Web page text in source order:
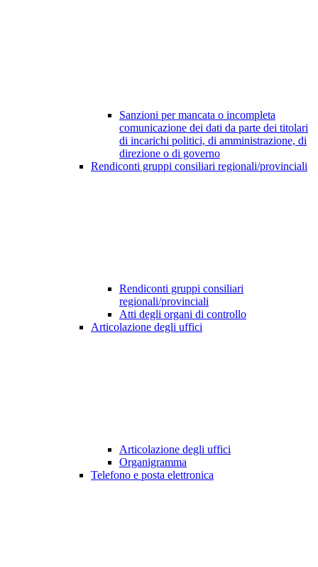
Sanzioni per mancata o incompleta
comunicazione dei dati da parte dei titolari
di incarichi politici, di amministrazione, di
direzione o di governo
Rendiconti gruppi consiliari regionali/provinciali
Rendiconti gruppi consiliari
regionali/provinciali
Atti degli organi di controllo
Articolazione degli uffici
Articolazione degli uffici
Organigramma
Telefono e posta elettronica